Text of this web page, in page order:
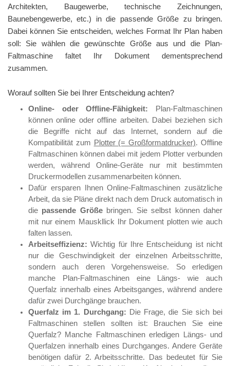
Architekten, Baugewerbe, technische Zeichnungen,
Baunebengewerbe, etc.) in die passende Größe zu bringen.
Dabei können Sie entscheiden, welches Format Ihr Plan haben
soll: Sie wählen die gewünschte Größe aus und die Plan-
Faltmaschine faltet Ihr Dokument dementsprechend
zusammen.
Worauf sollten Sie bei Ihrer Entscheidung achten?
Online- oder Offline-Fähigkeit: Plan-Faltmaschinen
können online oder offline arbeiten. Dabei beziehen sich
die Begriffe nicht auf das Internet, sondern auf die
Kompatibilität zum Plotter (= Großformatdrucker). Offline
Faltmaschinen können dabei mit jedem Plotter verbunden
werden, während Online-Geräte nur mit bestimmten
Druckermodellen zusammenarbeiten können.
Dafür ersparen Ihnen Online-Faltmaschinen zusätzliche
Arbeit, da sie Pläne direkt nach dem Druck automatisch in
die passende Größebringen. Sie selbst können daher
mit nur einem Mauskllick Ihr Dokument plotten wie auch
falten lassen.
Arbeitseffizienz:Wichtig für Ihre Entscheidung ist nicht
nur die Geschwindigkeit der einzelnen Arbeitsschritte,
sondern auch deren Vorgehensweise. So erledigen
manche Plan-Faltmaschinen eine Längs- wie auch
Querfalz innerhalb eines Arbeitsganges, während andere
dafür zwei Durchgänge brauchen.
Querfalz im 1. Durchgang: Die Frage, die Sie sich bei
Faltmaschinen stellen sollten ist: Brauchen Sie eine
Querfalz? Manche Faltmaschinen erledigen Längs- und
Querfalzen innerhalb eines Durchganges. Andere Geräte
benötigen dafür 2. Arbeitsschritte. Das bedeutet für Sie